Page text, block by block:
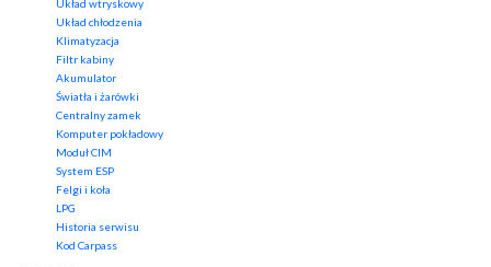
Układ wtryskowy
Układ chłodzenia
Klimatyzacja
Filtr kabiny
Akumulator
Światła i żarówki
Centralny zamek
Komputer pokładowy
Moduł CIM
System ESP
Felgi i koła
LPG
Historia serwisu
Kod Carpass